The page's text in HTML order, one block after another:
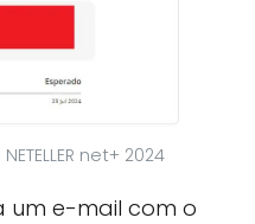
net+ 2024
um e-mail com o